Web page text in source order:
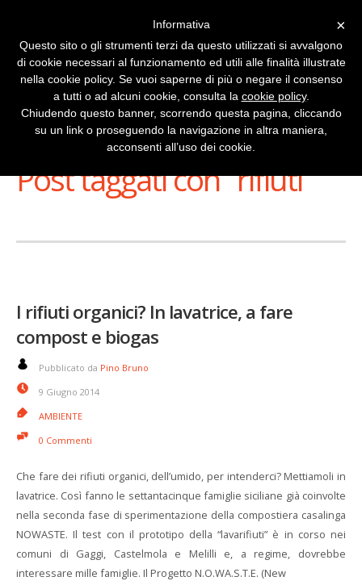
Stai Visualizzando
Post taggati con ‘ rifiuti ’
I rifiuti organici? In lavatrice, a fare
compost e biogas
Pubblicato da Pino Bruno
9 Giugno 2014
AMBIENTE
0 Commenti
Che fare dei rifiuti organici, dell’umido, per intenderci? Mettiamoli in
lavatrice. Così fanno le settantacinque famiglie siciliane già coinvolte
nella seconda fase di sperimentazione della compostiera casalinga
NOWASTE. Il test con il prototipo della “lavarifiuti” è in corso nei
comuni di Gaggi, Castelmola e Melilli e, a regime, dovrebbe
interessare mille famiglie. Il Progetto N.O.WA.S.T.E. (New
×
Informativa
Questo sito o gli strumenti terzi da questo utilizzati si avvalgono
di cookie necessari al funzionamento ed utili alle finalità illustrate
nella cookie policy. Se vuoi saperne di più o negare il consenso
a tutti o ad alcuni cookie, consulta la cookie policy.
Chiudendo questo banner, scorrendo questa pagina, cliccando
su un link o proseguendo la navigazione in altra maniera,
acconsenti all’uso dei cookie.